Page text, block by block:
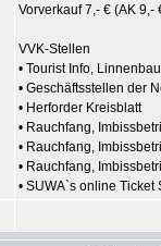
Vorverkauf 7,- € (AK 9,-
VVK-Stellen
• Tourist Info,
• Geschäftsstellen der
• Herforder Kreisblatt
• Rauchfang,
• Rauchfang,
• Rauchfang,
• SUWA`s online Ticket